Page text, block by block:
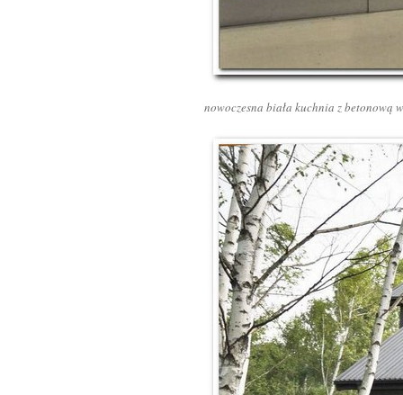
nowoczesna biała kuchnia z betonową